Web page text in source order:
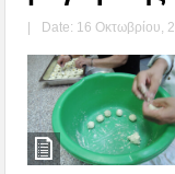
| Date: 16 Οκτωβρίου,